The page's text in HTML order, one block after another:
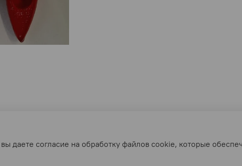
даете согласие на обработку файлов cookie, которые